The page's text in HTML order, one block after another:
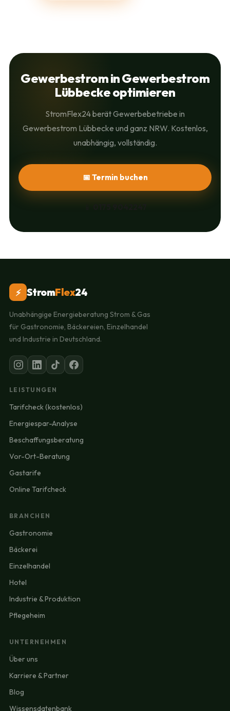
Gewerbestrom in Gewerbestrom
Lübbecke optimieren
StromFlex24 berät Gewerbebetriebe in
Gewerbestrom Lübbecke und ganz NRW. Kostenlos,
unabhängig, vollständig.
📅 Termin buchen
⚡ StromFlex24
Unabhängige Energieberatung Strom & Gas
für Gastronomie, Bäckereien, Einzelhandel
und Industrie in Deutschland.
LEISTUNGEN
Tarifcheck (kostenlos)
Energiespar-Analyse
Beschaffungsberatung
Vor-Ort-Beratung
Gastarife
Online Tarifcheck
BRANCHEN
Gastronomie
Bäckerei
Einzelhandel
Hotel
Industrie & Produktion
Pflegeheim
UNTERNEHMEN
Über uns
Karriere & Partner
Blog
Wissensdatenbank